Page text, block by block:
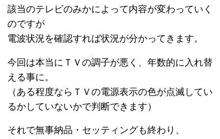
該当のテレビのみかによって内容が変わっていく
のですが
電波状況を確認すれば状況が分かってきます。
今回は本当にＴＶの調子が悪く、年数的に入れ替
える事に。
（ある程度ならＴＶの電源表示の色が点滅してい
るかしていないかで判断できます）
それで無事納品・セッティングも終わり、